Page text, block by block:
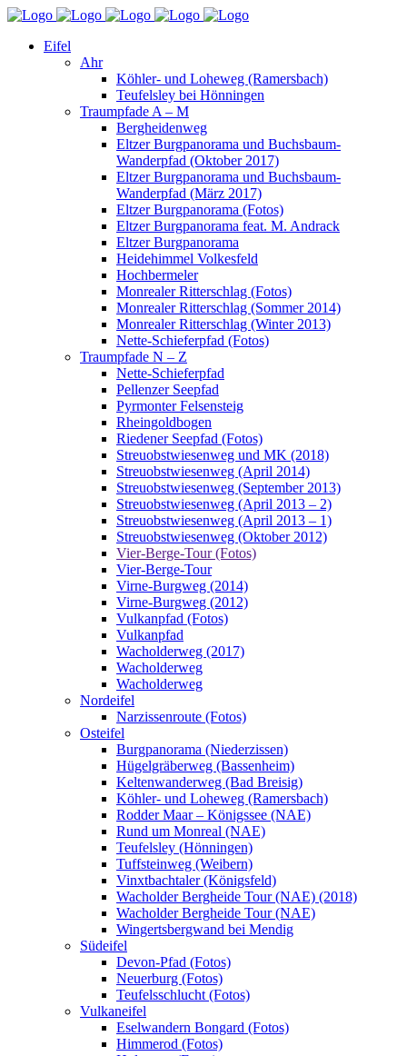
Eifel
Ahr
Köhler- und Loheweg (Ramersbach)
Teufelsley bei Hönningen
Traumpfade A – M
Bergheidenweg
Eltzer Burgpanorama und Buchsbaum-
Wanderpfad (Oktober 2017)
Eltzer Burgpanorama und Buchsbaum-
Wanderpfad (März 2017)
Eltzer Burgpanorama (Fotos)
Eltzer Burgpanorama feat. M. Andrack
Eltzer Burgpanorama
Heidehimmel Volkesfeld
Hochbermeler
Monrealer Ritterschlag (Fotos)
Monrealer Ritterschlag (Sommer 2014)
Monrealer Ritterschlag (Winter 2013)
Nette-Schieferpfad (Fotos)
Traumpfade N – Z
Nette-Schieferpfad
Pellenzer Seepfad
Pyrmonter Felsensteig
Rheingoldbogen
Riedener Seepfad (Fotos)
Streuobstwiesenweg und MK (2018)
Streuobstwiesenweg (April 2014)
Streuobstwiesenweg (September 2013)
Streuobstwiesenweg (April 2013 – 2)
Streuobstwiesenweg (April 2013 – 1)
Streuobstwiesenweg (Oktober 2012)
Vier-Berge-Tour (Fotos)
Vier-Berge-Tour
Virne-Burgweg (2014)
Virne-Burgweg (2012)
Vulkanpfad (Fotos)
Vulkanpfad
Wacholderweg (2017)
Wacholderweg
Wacholderweg
Nordeifel
Narzissenroute (Fotos)
Osteifel
Burgpanorama (Niederzissen)
Hügelgräberweg (Bassenheim)
Keltenwanderweg (Bad Breisig)
Köhler- und Loheweg (Ramersbach)
Rodder Maar – Königssee (NAE)
Rund um Monreal (NAE)
Teufelsley (Hönningen)
Tuffsteinweg (Weibern)
Vinxtbachtaler (Königsfeld)
Wacholder Bergheide Tour (NAE) (2018)
Wacholder Bergheide Tour (NAE)
Wingertsbergwand bei Mendig
Südeifel
Devon-Pfad (Fotos)
Neuerburg (Fotos)
Teufelsschlucht (Fotos)
Vulkaneifel
Eselwandern Bongard (Fotos)
Himmerod (Fotos)